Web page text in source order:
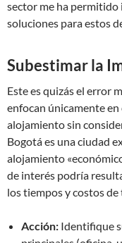
sector me ha
soluciones para estos
Subestimar la
Este es quizás el error
enfocan únicamente
alojamiento sin
Bogotá es una ciudad
alojamiento
de interés podría
los tiempos y costos
Acción: Identifique